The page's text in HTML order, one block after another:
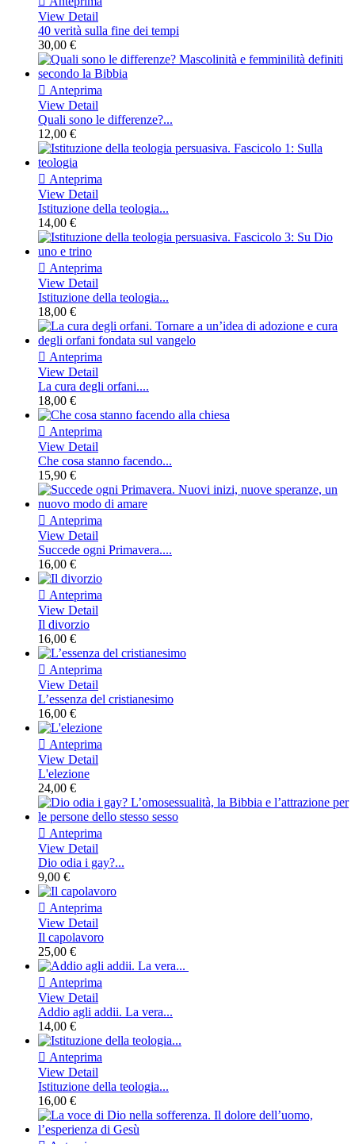
View Detail
40 verità sulla fine dei tempi
30,00 €
 Anteprima
View Detail
Quali sono le differenze?...
12,00 €
 Anteprima
View Detail
Istituzione della teologia...
14,00 €
 Anteprima
View Detail
Istituzione della teologia...
18,00 €
 Anteprima
View Detail
La cura degli orfani....
18,00 €
 Anteprima
View Detail
Che cosa stanno facendo...
15,90 €
 Anteprima
View Detail
Succede ogni Primavera....
16,00 €
 Anteprima
View Detail
Il divorzio
16,00 €
 Anteprima
View Detail
L’essenza del cristianesimo
16,00 €
 Anteprima
View Detail
L'elezione
24,00 €
 Anteprima
View Detail
Dio odia i gay?...
9,00 €
 Anteprima
View Detail
Il capolavoro
25,00 €
 Anteprima
View Detail
Addio agli addii. La vera...
14,00 €
 Anteprima
View Detail
Istituzione della teologia...
16,00 €